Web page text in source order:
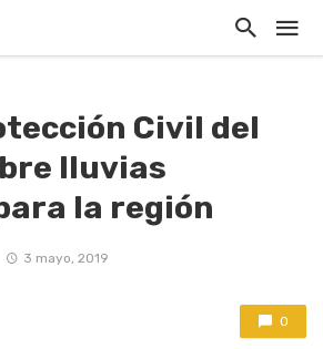
Civil del
lluvias
la región
3 mayo, 2019
0